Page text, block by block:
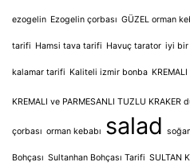
ezogelin Ezogelin çorbası GÜZEL orman
tarifi Hamsi tava tarifi Havuç tarator iyi bir
kalamar tarifi Kaliteli izmir bonba
KREMALI ve PARMESANLI TUZLU KRAKER
çorbası orman kebabı salad
Bohçası Sultanhan Bohçası Tarifi SULTAN